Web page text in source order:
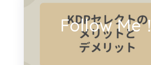
Follow Me！